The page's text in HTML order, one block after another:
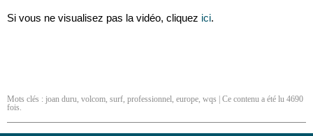
Si vous ne visualisez pas la vidéo, cliquez ici.
Mots clés : joan duru, volcom, surf, professionnel, europe, wqs | Ce contenu a été lu 4690
fois.